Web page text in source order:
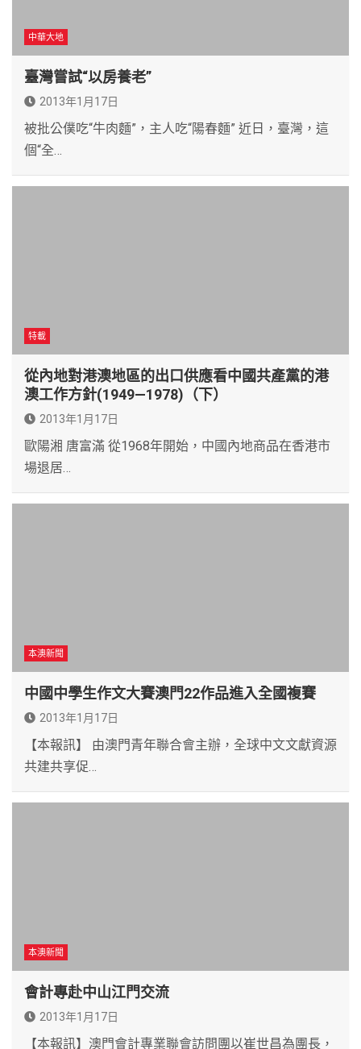
中華大地
臺灣嘗試“以房養老”
2013年1月17日
被批公僕吃“牛肉麵”，主人吃“陽春麵” 近日，臺灣，這
個“全…
特載
從內地對港澳地區的出口供應看中國共產黨的港
澳工作方針(1949—1978)（下）
2013年1月17日
歐陽湘 唐富滿 從1968年開始，中國內地商品在香港市
場退居…
本澳新聞
中國中學生作文大賽澳門22作品進入全國複賽
2013年1月17日
【本報訊】 由澳門青年聯合會主辦，全球中文文獻資源
共建共享促…
本澳新聞
會計專赴中山江門交流
2013年1月17日
【本報訊】澳門會計專業聯會訪問團以崔世昌為團長，